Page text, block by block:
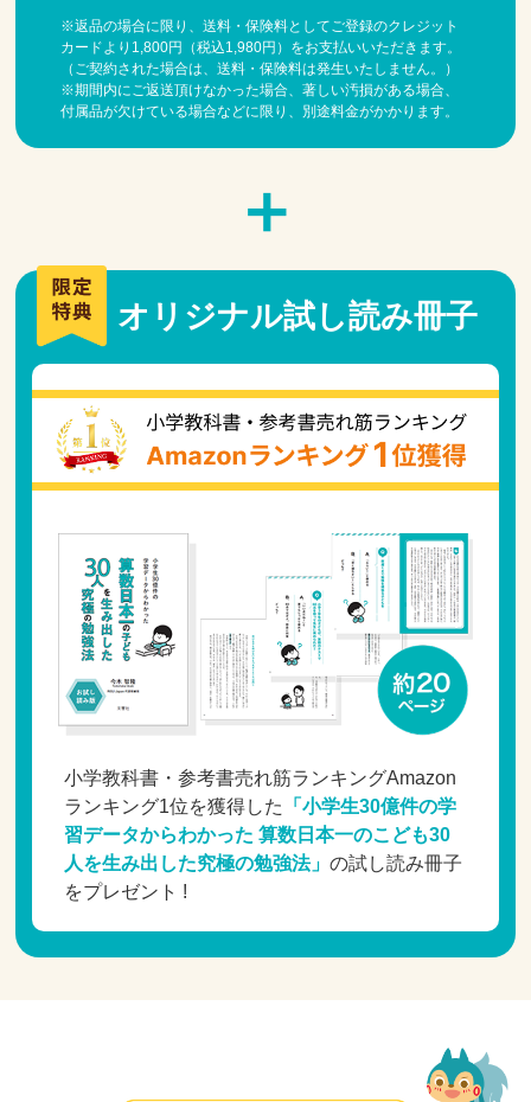
※返品の場合に限り、送料・保険料としてご登録のクレジット
カードより1,800円（税込1,980円）をお支払いいただきます。
（ご契約された場合は、送料・保険料は発生いたしません。）
※期間内にご返送頂けなかった場合、著しい汚損がある場合、
付属品が欠けている場合などに限り、別途料金がかかります。
＋
オリジナル試し読み冊子
小学教科書・参考書売れ筋ランキングAmazon
ランキング1位を獲得した 「小学生30億件の学
習データからわかった 算数日本一のこども30
人を生み出した究極の勉強法」 の試し読み冊子
をプレゼント !